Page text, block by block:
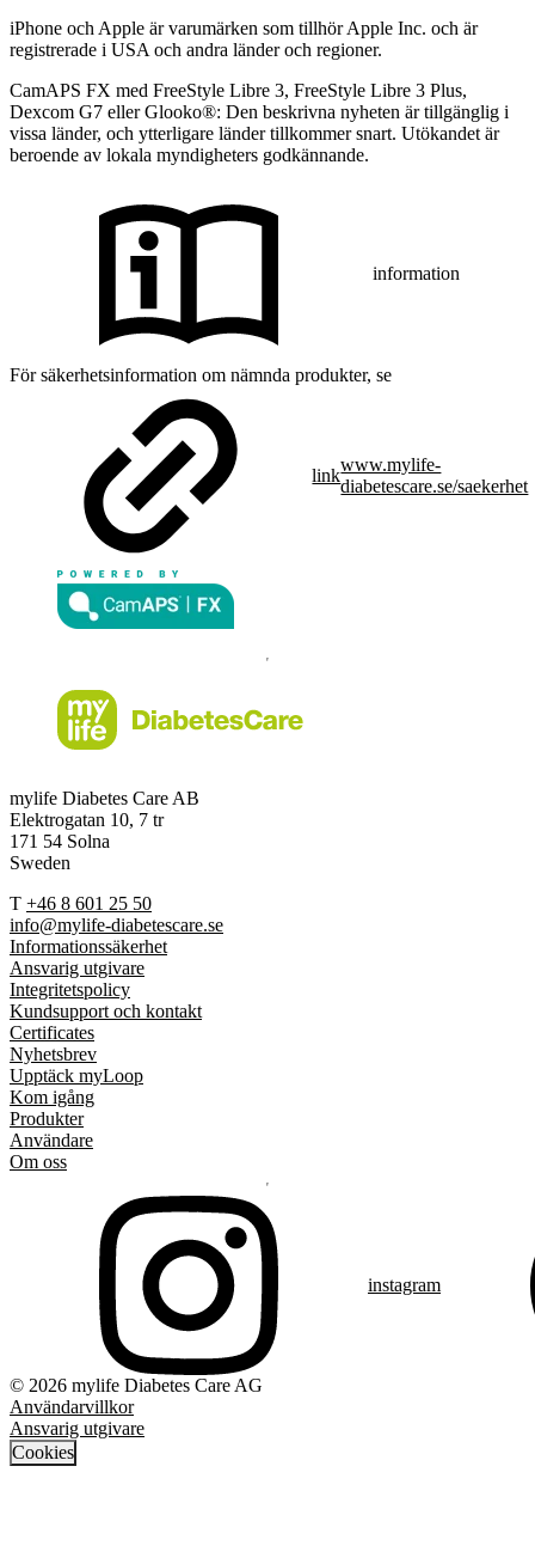
iPhone och Apple är varumärken som tillhör Apple Inc. och är
registrerade i USA och andra länder och regioner.
CamAPS FX med FreeStyle Libre 3, FreeStyle Libre 3 Plus,
Dexcom G7 eller Glooko®: Den beskrivna nyheten är tillgänglig i
vissa länder, och ytterligare länder tillkommer snart. Utökandet är
beroende av lokala myndigheters godkännande.
information
För säkerhetsinformation om nämnda produkter, se
link
www.mylife-
diabetescare.se/saekerhet
mylife Diabetes Care AB
Elektrogatan 10, 7 tr
171 54 Solna
Sweden
T +46 8 601 25 50
info@mylife-diabetescare.se
Informationssäkerhet
Ansvarig utgivare
Integritetspolicy
Kundsupport och kontakt
Certificates
Nyhetsbrev
Upptäck myLoop
Kom igång
Produkter
Användare
Om oss
instagram
© 2026 mylife Diabetes Care AG
Användarvillkor
Ansvarig utgivare
Cookies